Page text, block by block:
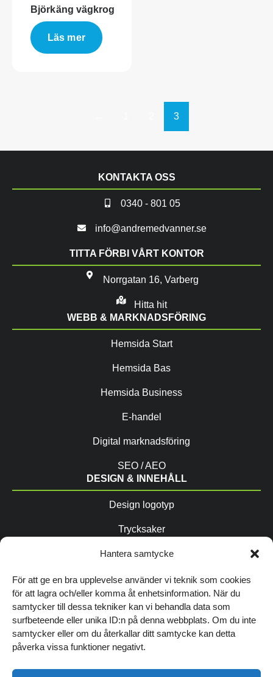
Hantera samtycke
För att ge en bra upplevelse använder vi teknik som cookies
för att lagra och/eller komma åt enhetsinformation. När du
samtycker till dessa tekniker kan vi behandla data som
surfbeteende eller unika ID:n på denna webbplats. Om du inte
samtycker eller om du återkallar ditt samtycke kan detta
påverka vissa funktioner negativt.
Björkäng vägkrog
Läs mer
3
KONTAKTA OSS
0340 - 801 05
info@andremedvanner.se
TITTA FÖRBI VÅRT KONTOR
Norrgatan 16, Varberg
Hitta hit
WEBB & MARKNADSFÖRING
Hemsida Start
Hemsida Bas
Hemsida Business
E-handel
Digital marknadsföring
SEO / AEO
DESIGN & INNEHÅLL
Design logotyp
Trycksaker
Copytexter / AIO
Fotografering
Grafisk profil
FÖLJ OSS